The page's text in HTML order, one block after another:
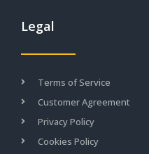
Legal
Terms of Service
Customer Agreement
Privacy Policy
Cookies Policy